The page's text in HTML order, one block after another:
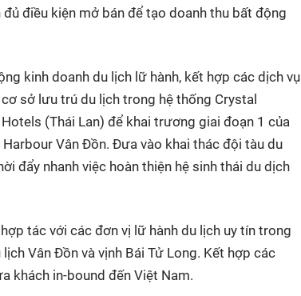
điều kiện mở bán để tạo doanh thu bất động
kinh doanh du lịch lữ hành, kết hợp các dịch vụ
sở lưu trú du lịch trong hệ thống Crystal
(Thái Lan) để khai trương giai đoạn 1 của
Vân Đồn. Đưa vào khai thác đội tàu du
đẩy nhanh việc hoàn thiện hệ sinh thái du dịch
tác với các đơn vị lữ hành du lịch uy tín trong
Vân Đồn và vịnh Bái Tử Long. Kết hợp các
khách in-bound đến Việt Nam.